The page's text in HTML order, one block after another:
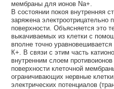
мембраны для ионов Na+.
В состоянии покоя внутренняя
заряжена электроотрицательно
поверхности. Объясняется это
выкачиваемых из клетки с
вполне точно
К+. В связи с этим часть
внутренним слоем
поверхности клеточной
ограничивающих нервные
электрических потенциалов